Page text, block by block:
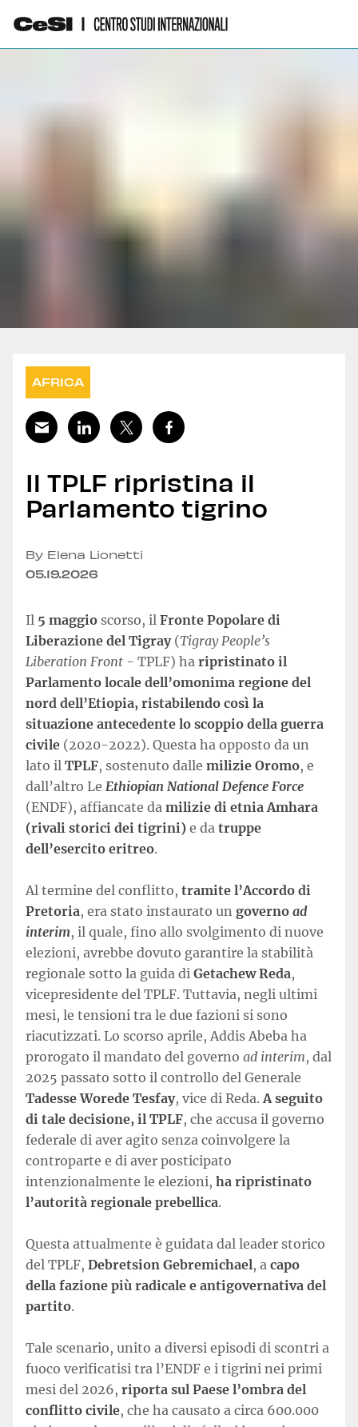
AFRICA
Il TPLF ripristina il
Parlamento tigrino
By Elena Lionetti
05.19.2026
Il 5 maggio scorso, il Fronte Popolare di
Liberazione del Tigray(Tigray People’s
Liberation Front - TPLF) ha ripristinato il
Parlamento locale dell’omonima regione del
nord dell’Etiopia, ristabilendo così la
situazione antecedente lo scoppio della guerra
civile (2020-2022). Questa ha opposto da un
lato il TPLF, sostenuto dalle milizie Oromo, e
dall’altro Le Ethiopian National Defence Force
(ENDF), affiancate da milizie di etnia Amhara
(rivali storici dei tigrini) e da truppe
dell’esercito eritreo.
Al termine del conflitto, tramite l’Accordo di
Pretoria, era stato instaurato un governo ad
interim, il quale, fino allo svolgimento di nuove
elezioni, avrebbe dovuto garantire la stabilità
regionale sotto la guida di Getachew Reda,
vicepresidente del TPLF. Tuttavia, negli ultimi
mesi, le tensioni tra le due fazioni si sono
riacutizzati. Lo scorso aprile, Addis Abeba ha
prorogato il mandato del governo ad interim, dal
2025 passato sotto il controllo del Generale
Tadesse Worede Tesfay, vice di Reda.A seguito
di tale decisione, il TPLF, che accusa il governo
federale di aver agito senza coinvolgere la
controparte e di aver posticipato
intenzionalmente le elezioni, ha ripristinato
l’autorità regionale prebellica.
Questa attualmente è guidata dal leader storico
del TPLF, Debretsion Gebremichael, a capo
della fazione più radicale e antigovernativa del
partito.
Tale scenario, unito a diversi episodi di scontri a
fuoco verificatisi tra l’ENDF e i tigrini nei primi
mesi del 2026, riporta sul Paese l’ombra del
conflitto civile, che ha causato a circa 600.000